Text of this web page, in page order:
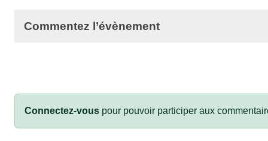
Commentez l’évènement
Connectez-vous pour pouvoir participer aux